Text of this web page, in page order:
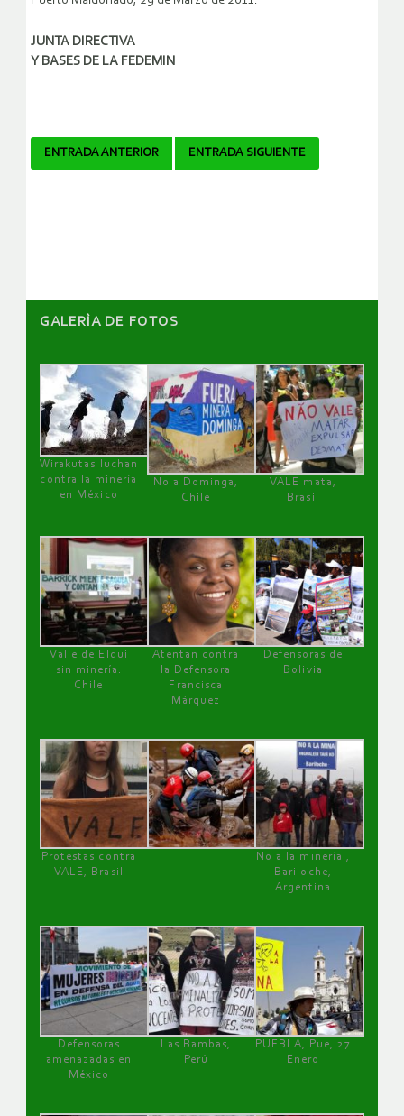
JUNTA DIRECTIVA
Y BASES DE LA FEDEMIN
Navegador
ENTRADA ANTERIOR ENTRADA SIGUIENTE
GALERÌA DE FOTOS
Wirakutas luchan
contra la minería
en México
No a Dominga,
Chile
VALE mata,
Brasil
Valle de Elqui
sin minería.
Chile
Atentan contra
la Defensora
Francisca
Márquez
Defensoras de
Bolivia
Protestas contra
VALE, Brasil
No a la minería ,
Bariloche,
Argentina
Defensoras
amenazadas en
México
Las Bambas,
Perú
PUEBLA, Pue, 27
Enero